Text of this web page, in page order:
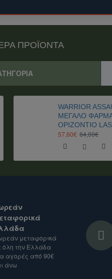
κόστος αποστολής.
τον προορισμό και το βάρος
ΠΡΟΪΟΝΤΑ
WARRIOR
ΜΕΓΑΛΟ
ΟΡΙΖΟΝΤΙΟ
57,60€ 64,00€
μεταφορικά
όλη την Ελλάδα
αγορές από 90€
άνω